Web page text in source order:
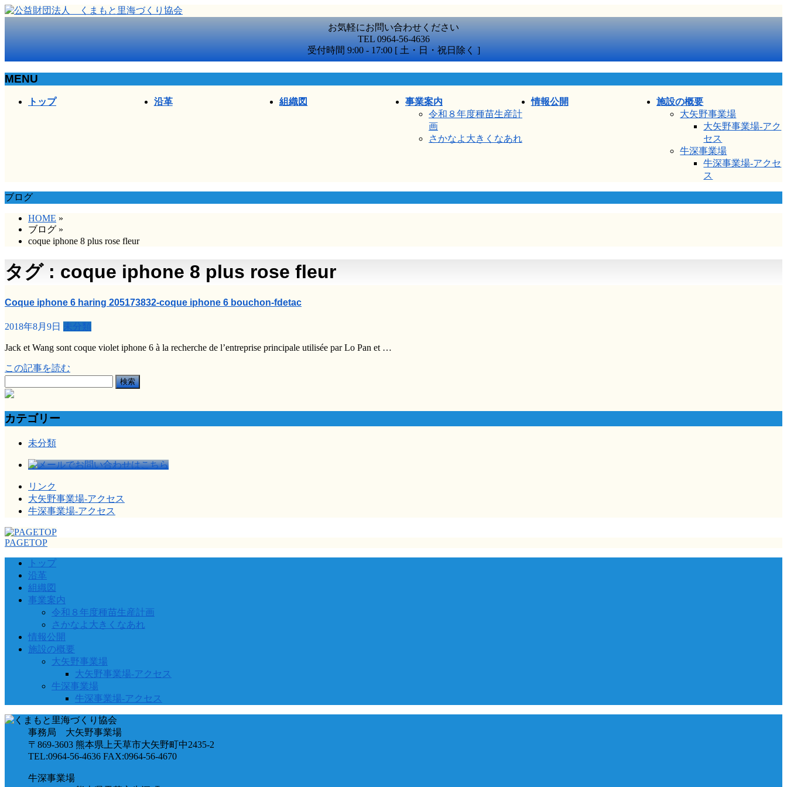
お気軽にお問い合わせください
TEL 0964-56-4636
受付時間 9:00 - 17:00 [ 土・日・祝日除く ]
MENU
トップ 沿革 組織図
事業案内
令和８年度種苗生産計
画
さかなよ大きくなあれ
情報公開
施設の概要
大矢野事業場
大矢野事業場-アク
セス
牛深事業場
牛深事業場-アクセ
ス
ブログ
HOME »
ブログ »
coque iphone 8 plus rose fleur
タグ : coque iphone 8 plus rose fleur
Coque iphone 6 haring 205173832-coque iphone 6 bouchon-fdetac
2018年8月9日 未分類
Jack et Wang sont coque violet iphone 6 à la recherche de l’entreprise principale utilisée par Lo Pan et …
この記事を読む
索:
カテゴリー
未分類
リンク
大矢野事業場-アクセス
牛深事業場-アクセス
PAGETOP
トップ
沿革
組織図
事業案内
令和８年度種苗生産計画
さかなよ大きくなあれ
情報公開
施設の概要
大矢野事業場
大矢野事業場-アクセス
牛深事業場
牛深事業場-アクセス
事務局 大矢野事業場
〒869-3603 熊本県上天草市大矢野町中2435-2
TEL:0964-56-4636 FAX:0964-56-4670
牛深事業場